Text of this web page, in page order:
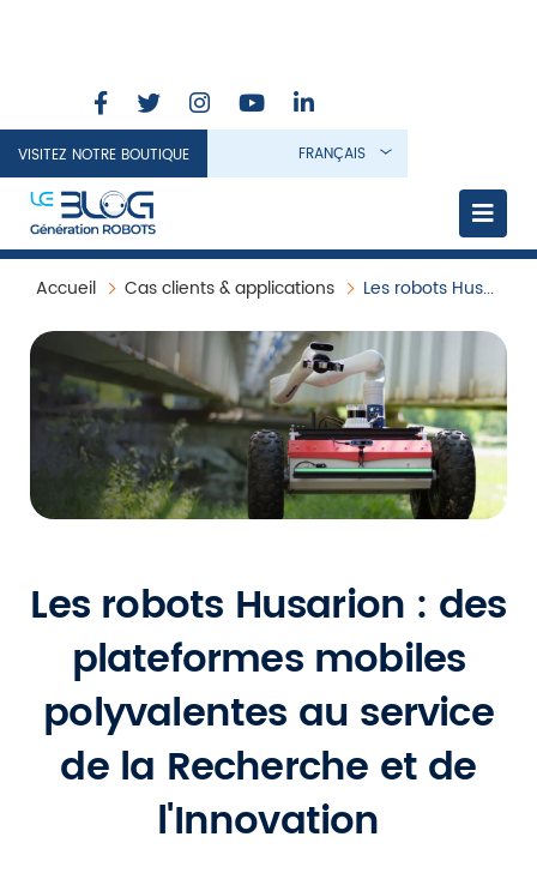
VISITEZ NOTRE BOUTIQUE FRANÇAIS
Accueil Cas clients & applications Les robots Husarion : des plateformes mobiles polyvalentes au service de la recherche et de l’innovation
Les robots Husarion : des
plateformes mobiles
polyvalentes au service
de la Recherche et de
l'Innovation